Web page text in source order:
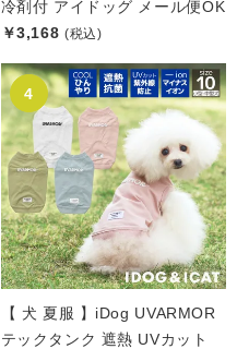
冷剤付 アイドッグ メール便OK
￥3,168 (税込)
【 犬 夏服 】iDog UVARMOR
テックタンク 遮熱 UVカット